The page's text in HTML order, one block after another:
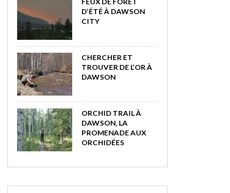
D’ÉTÉ À DAWSON
CITY
CHERCHER ET
TROUVER DE L’OR À
DAWSON
ORCHID TRAIL À
DAWSON, LA
PROMENADE AUX
ORCHIDÉES